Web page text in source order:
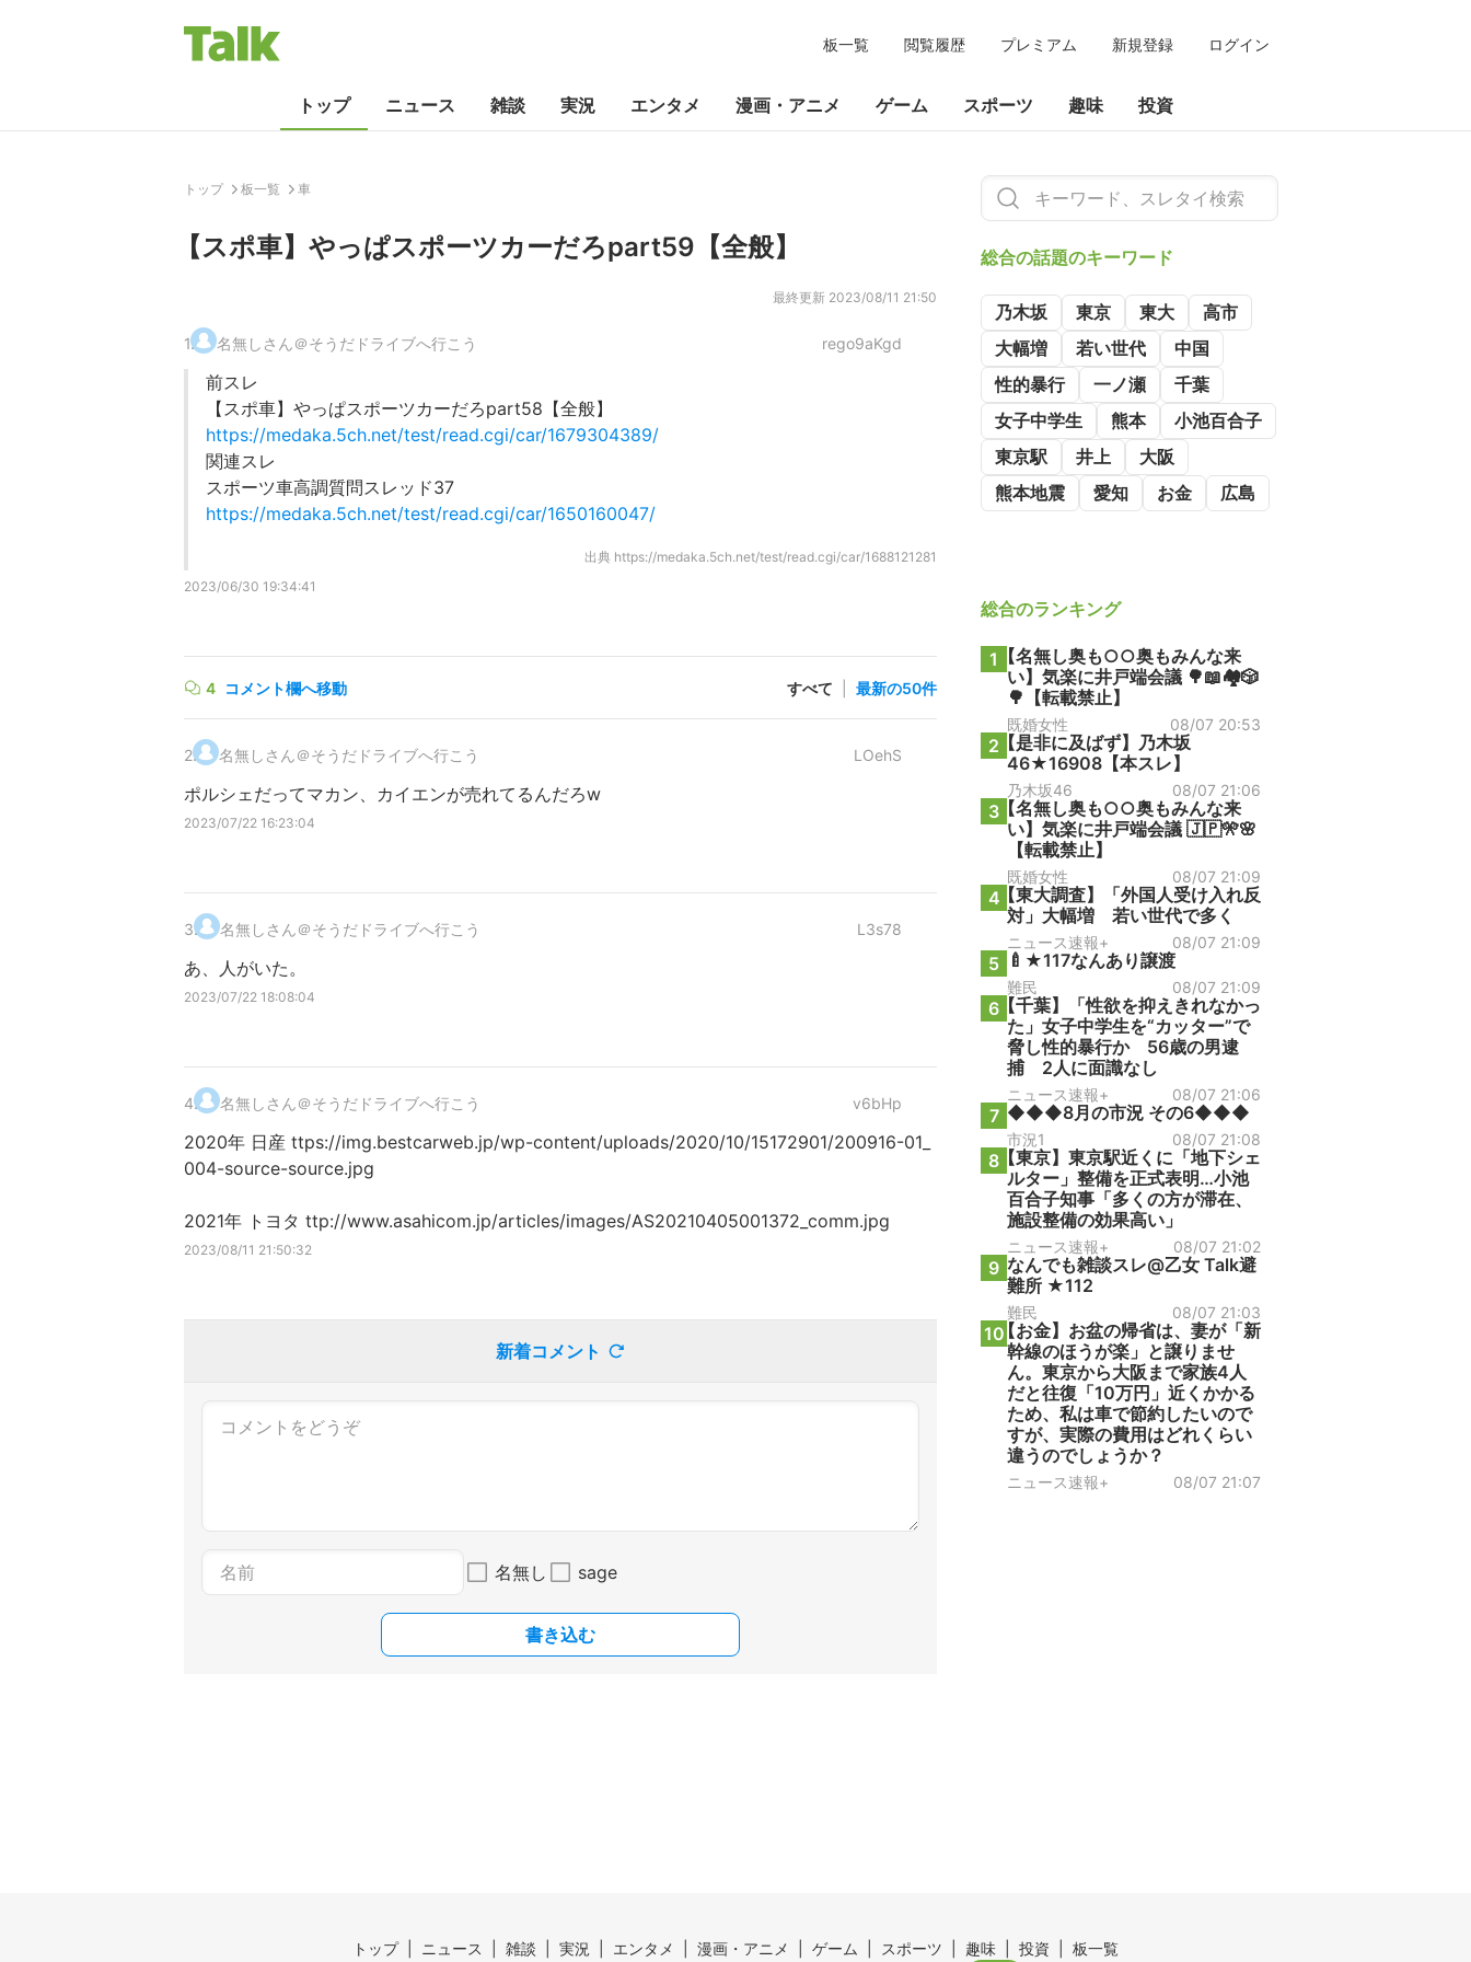
板一覧 閲覧履歴 プレミアム 新規登録 ログイン
トップ ニュース 雑談 実況 エンタメ 漫画・アニメ ゲーム スポーツ 趣味 投資
トップ 板一覧 車
【スポ車】やっぱスポーツカーだろpart59【全般】
最終更新 2023/08/11 21:50
1. 名無しさん＠そうだドライブへ行こう rego9aKgd
前スレ
【スポ車】やっぱスポーツカーだろpart58【全般】
https://medaka.5ch.net/test/read.cgi/car/1679304389/
関連スレ
スポーツ車高調質問スレッド37
https://medaka.5ch.net/test/read.cgi/car/1650160047/
出典 https://medaka.5ch.net/test/read.cgi/car/1688121281
2023/06/30 19:34:41
4 コメント欄へ移動 すべて 最新の50件
2. 名無しさん＠そうだドライブへ行こう LOehS
ポルシェだってマカン、カイエンが売れてるんだろw
2023/07/22 16:23:04
3. 名無しさん＠そうだドライブへ行こう L3s78
あ、人がいた。
2023/07/22 18:08:04
4. 名無しさん＠そうだドライブへ行こう v6bHp
2020年 日産 ttps://img.bestcarweb.jp/wp-content/uploads/2020/10/15172901/200916-01_
004-source-source.jpg
2021年 トヨタ ttp://www.asahicom.jp/articles/images/AS20210405001372_comm.jpg
2023/08/11 21:50:32
新着コメント
名無し sage
書き込む
総合の話題のキーワード
乃木坂 東京 東大
高市
大幅増
若い世代
中国
性的暴行
一ノ瀬
千葉
女子中学生
熊本
小池百合子
東京駅
井上
大阪
熊本地震
愛知 お金 広島
総合のランキング
1 【名無し奥も○○奥もみんな来
い】気楽に井戸端会議 🌳📖🏘️🎲
🌳【転載禁止】
既婚女性 08/07 20:53
2 【是非に及ばず】乃木坂
46★16908【本スレ】
乃木坂46 08/07 21:06
3【名無し奥も○○奥もみんな来
い】気楽に井戸端会議 🇯🇵🎌🌸
【転載禁止】
既婚女性 08/07 21:09
4【東大調査】「外国人受け入れ反
対」大幅増 若い世代で多く
ニュース速報+ 08/07 21:09
5 🍼★117なんあり譲渡
難民 08/07 21:09
6【千葉】「性欲を抑えきれなかっ
た」女子中学生を“カッター”で
脅し性的暴行か 56歳の男逮
捕 2人に面識なし
ニュース速報+ 08/07 21:06
7 ◆◆◆8月の市況 その6◆◆◆
市況1 08/07 21:08
8【東京】東京駅近くに「地下シェ
ルター」整備を正式表明…小池
百合子知事「多くの方が滞在、
施設整備の効果高い」
ニュース速報+ 08/07 21:02
9 なんでも雑談スレ@乙女 Talk避
難所 ★112
難民 08/07 21:03
10【お金】お盆の帰省は、妻が「新
幹線のほうが楽」と譲りませ
ん。東京から大阪まで家族4人
だと往復「10万円」近くかかる
ため、私は車で節約したいので
すが、実際の費用はどれくらい
違うのでしょうか？
ニュース速報+ 08/07 21:07
トップ ニュース 雑談 実況 エンタメ 漫画・アニメ ゲーム スポーツ 趣味 投資 板一覧